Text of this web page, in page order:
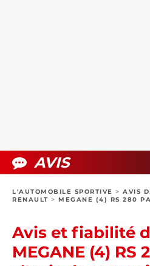
BOUTIQUE
AVIS
L'AUTOMOBILE SPORTIVE > AVIS
RENAULT > MEGANE (4) RS 280
Avis et fiabilité
MEGANE (4) RS